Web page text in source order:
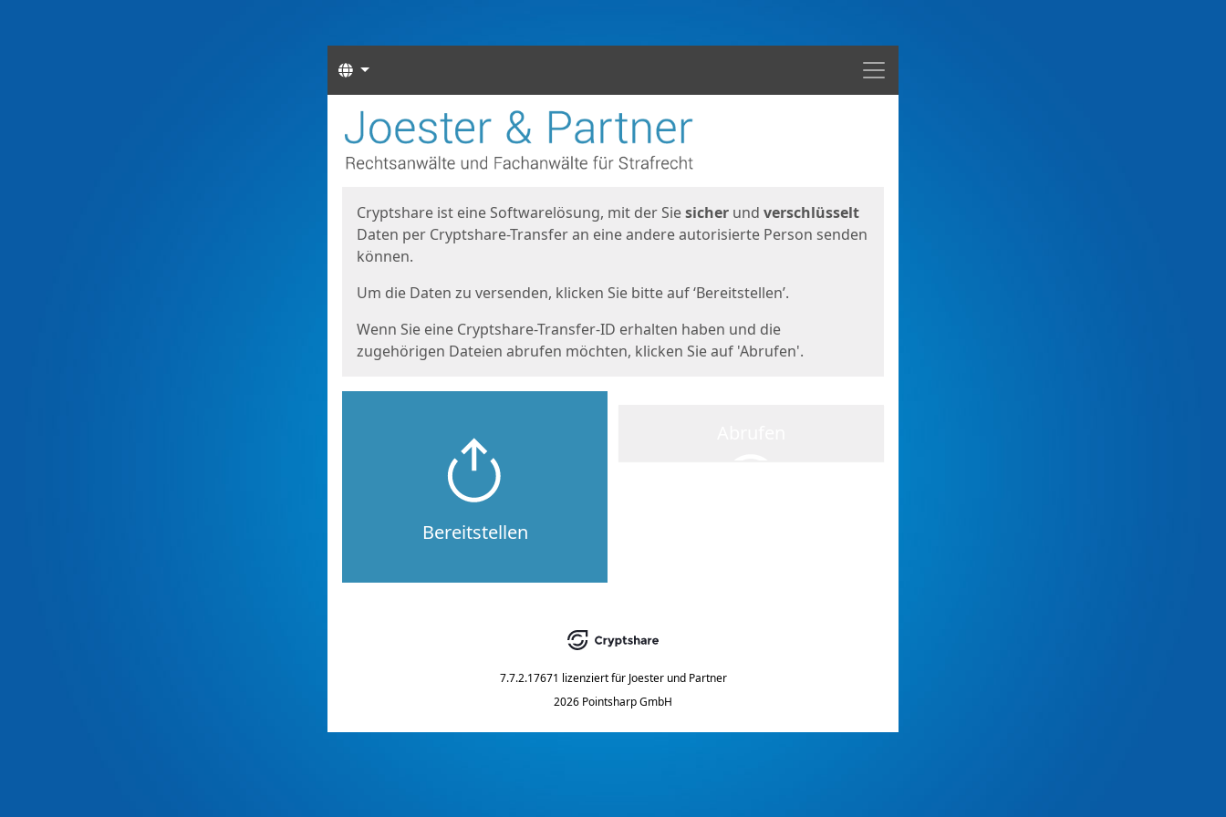
Menü
Sprachen
Start
Cryptshare ist eine Softwarelösung, mit der Siesicher und verschlüsselt
Daten per Cryptshare-Transfer an eine andere autorisierte Person senden
können.
Um die Daten zu versenden, klicken Sie bitte auf ‘Bereitstellen’.
Wenn Sie eine Cryptshare-Transfer-ID erhalten haben und die
zugehörigen Dateien abrufen möchten, klicken Sie auf 'Abrufen'.
Bereitstellen
7.7.2.17671 lizenziert für Joester und Partner
2026 Pointsharp GmbH